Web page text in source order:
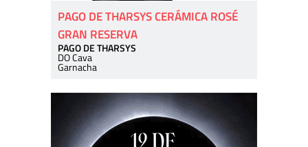
PAGO DE THARSYS CERÁMICA ROSÉ
GRAN RESERVA
PAGO DE THARSYS
DO Cava
Garnacha